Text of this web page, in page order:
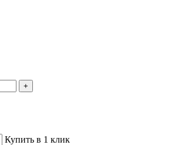
+
Купить в 1 клик